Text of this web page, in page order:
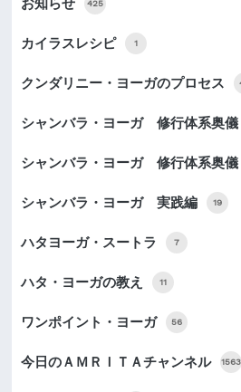
お知らせ 425
カイラスレシピ 1
クンダリニー・ヨーガのプロセス
シャンバラ・ヨーガ 修行体系奥
シャンバラ・ヨーガ 修行体系奥
シャンバラ・ヨーガ 実践編 19
ハタヨーガ・スートラ 7
ハタ・ヨーガの教え 11
ワンポイント・ヨーガ 56
今日のＡＭＲＩＴＡチャンネル 1563